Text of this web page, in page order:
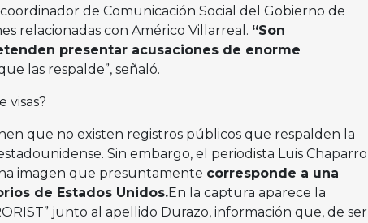
de Comunicación Social del Gobierno de
relacionadas con Américo Villarreal. “Son
presentar acusaciones de enorme
las respalde”, señaló.
visas?
que no existen registros públicos que respalden la
Sin embargo, el periodista Luis Chaparro
imagen que presuntamente corresponde a una
de Estados Unidos.En la captura aparece la
junto al apellido Durazo, información que, de ser